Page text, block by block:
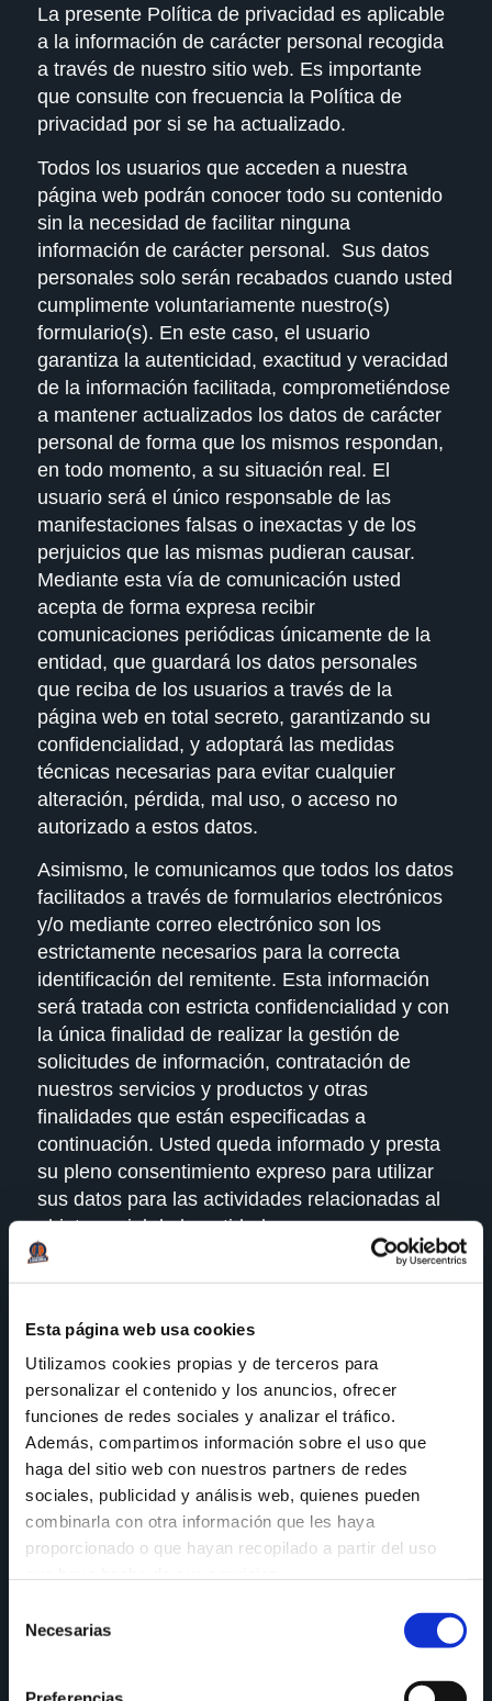
Esta página web usa cookies
Utilizamos cookies propias y de terceros para
personalizar el contenido y los anuncios, ofrecer
funciones de redes sociales y analizar el tráfico.
Además, compartimos información sobre el uso que
haga del sitio web con nuestros partners de redes
sociales, publicidad y análisis web, quienes pueden
combinarla con otra información que les haya
proporcionado o que hayan recopilado a partir del uso
Necesarias
La presente Política de privacidad es aplicable
a la información de carácter personal recogida
a través de nuestro sitio web. Es importante
que consulte con frecuencia la Política de
privacidad por si se ha actualizado.
Todos los usuarios que acceden a nuestra
página web podrán conocer todo su contenido
sin la necesidad de facilitar ninguna
información de carácter personal. Sus datos
personales solo serán recabados cuando usted
cumplimente voluntariamente nuestro(s)
formulario(s). En este caso, el usuario
garantiza la autenticidad, exactitud y veracidad
de la información facilitada, comprometiéndose
a mantener actualizados los datos de carácter
personal de forma que los mismos respondan,
en todo momento, a su situación real. El
usuario será el único responsable de las
manifestaciones falsas o inexactas y de los
perjuicios que las mismas pudieran causar.
Mediante esta vía de comunicación usted
acepta de forma expresa recibir
comunicaciones periódicas únicamente de la
entidad, que guardará los datos personales
que reciba de los usuarios a través de la
página web en total secreto, garantizando su
confidencialidad, y adoptará las medidas
técnicas necesarias para evitar cualquier
alteración, pérdida, mal uso, o acceso no
autorizado a estos datos.
Asimismo, le comunicamos que todos los datos
facilitados a través de formularios electrónicos
y/o mediante correo electrónico son los
estrictamente necesarios para la correcta
identificación del remitente. Esta información
será tratada con estricta confidencialidad y con
la única finalidad de realizar la gestión de
solicitudes de información, contratación de
nuestros servicios y productos y otras
finalidades que están especificadas a
continuación. Usted queda informado y presta
su pleno consentimiento expreso para utilizar
sus datos para las actividades relacionadas al
objeto social de la entidad.
El consentimiento prestado, tanto para el
de los interesados, es revocable en cualquier
momento comunicándolo a la dirección de
correo electrónico club@basquetcoruna.com
en los términos establecidos en esta Política
para el ejercicio de los derechos. Esta
revocación en ningún caso tendrá carácter
retroactivo.
Cómo utilizamos tus datos
Podemos utilizar sus datos personales de la
siguiente manera: la información que usted nos
proporciones nos podrá ayudar en la toma de
servicios, detectar nuevas necesidades,